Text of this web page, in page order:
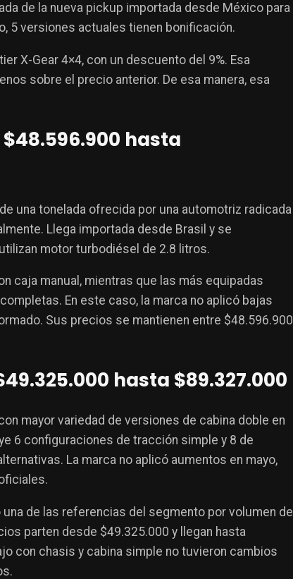
de la nueva pickup importada desde México para
5 versiones actuales tienen bonificación.
X-Gear 4×4, con un descuento del 9%. Esa
sobre el precio anterior. De esa manera, esa
hasta
una tonelada ofrecida por una automotriz radicada
Llega importada desde Brasil y se
motor turbodiésel de 2.8 litros.
caja manual, mientras que las más equipadas
En este caso, la marca no aplicó bajas
Sus precios se mantienen entre $48.596.900
hasta $89.327.000
mayor variedad de versiones de cabina doble en
6 configuraciones de tracción simple y 8 de
La marca no aplicó aumentos en mayo,
de las referencias del segmento por volumen de
parten desde $49.325.000 y llegan hasta
con chasis y cabina simple no tuvieron cambios